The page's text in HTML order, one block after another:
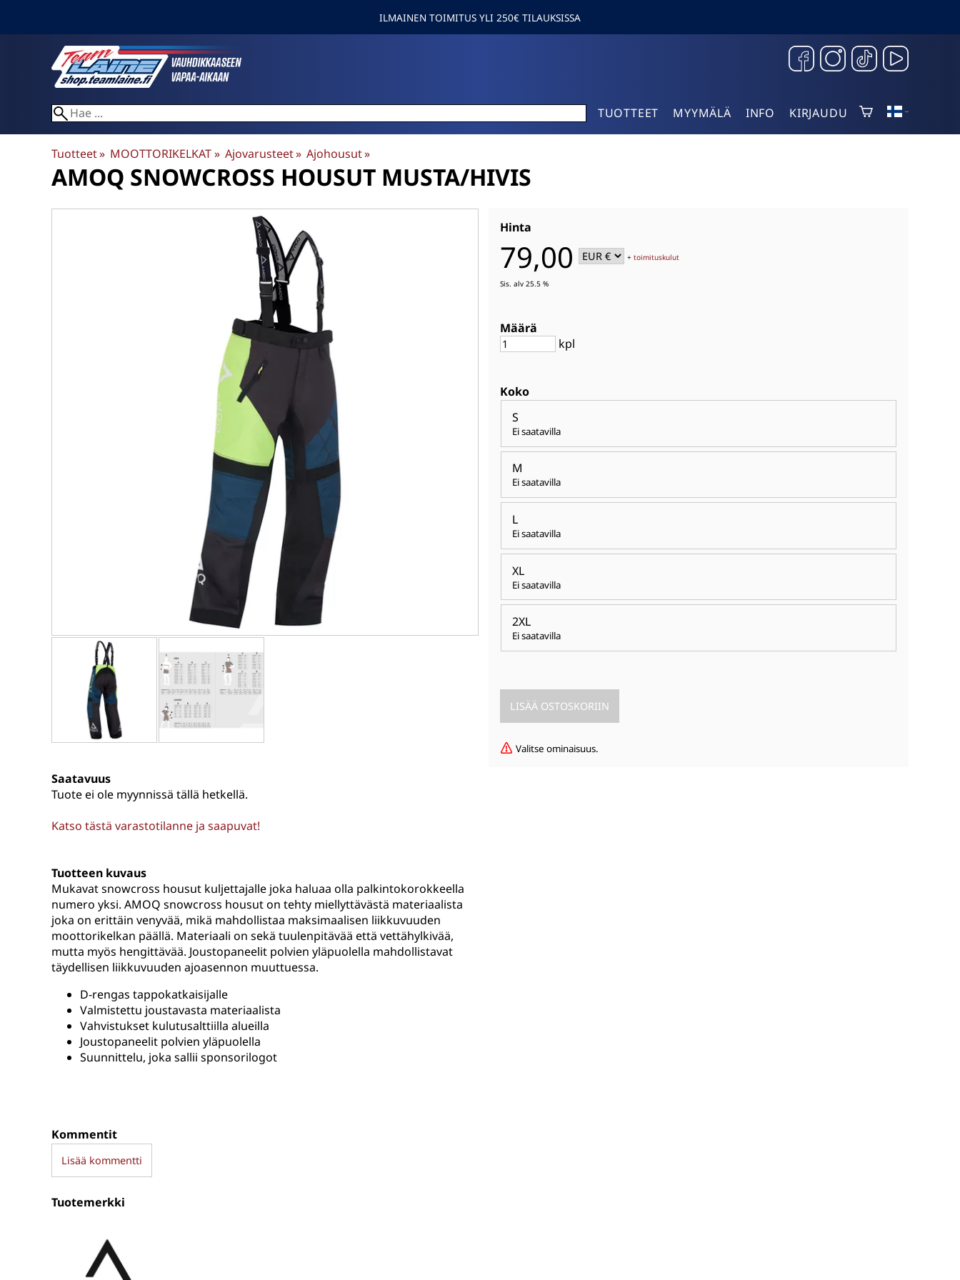
ILMAINEN TOIMITUS YLI 250€ TILAUKSISSA
TUOTTEET MYYMÄLÄ INFO KIRJAUDU
Tuotteet‪» MOOTTORIKELKAT‪» Ajovarusteet‪» Ajohousut‪»
AMOQ SNOWCROSS HOUSUT MUSTA/HIVIS
Hinta
79,00 +toimituskulut
Sis. alv 25.5 %
Määrä
kpl
Koko
S
Ei saatavilla
M
Ei saatavilla
L
Ei saatavilla
XL
Ei saatavilla
2XL
Ei saatavilla
Valitse ominaisuus.
Saatavuus
Tuote ei ole myynnissä tällä hetkellä.
Katso tästä varastotilanne ja saapuvat!
Tuotteen kuvaus
Mukavat snowcross housut kuljettajalle joka haluaa olla palkintokorokkeella
numero yksi. AMOQ snowcross housut on tehty miellyttävästä materiaalista
joka on erittäin venyvää, mikä mahdollistaa maksimaalisen liikkuvuuden
moottorikelkan päällä. Materiaali on sekä tuulenpitävää että vettähylkivää,
mutta myös hengittävää. Joustopaneelit polvien yläpuolella mahdollistavat
täydellisen liikkuvuuden ajoasennon muuttuessa.
D-rengas tappokatkaisijalle
Valmistettu joustavasta materiaalista
Vahvistukset kulutusalttiilla alueilla
Joustopaneelit polvien yläpuolella
Suunnittelu, joka sallii sponsorilogot
Kommentit
Lisää kommentti
Tuotemerkki